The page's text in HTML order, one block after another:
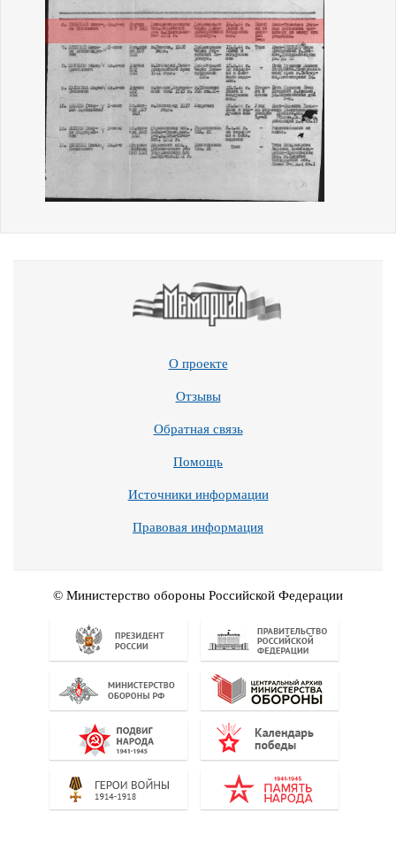
О проекте
Отзывы
Обратная связь
Помощь
Источники информации
Правовая информация
© Министерство обороны Российской Федерации